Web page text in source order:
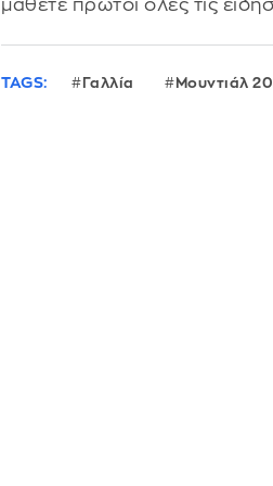
μάθετε πρώτοι όλες τις
TAGS: Γαλλία Μουντιάλ